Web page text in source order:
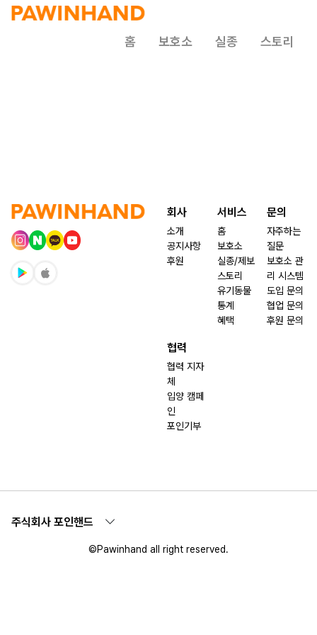
홈 보호소 실종 스토리
회사
소개
공지사항
후원
서비스
홈
보호소
실종/제보
스토리
유기동물
통계
혜택
문의
자주하는
질문
보호소 관
리 시스템
도입 문의
협업 문의
후원 문의
협력
협력 지자
체
입양 캠페
인
포인기부
주식회사 포인핸드
©Pawinhand all right reserved.